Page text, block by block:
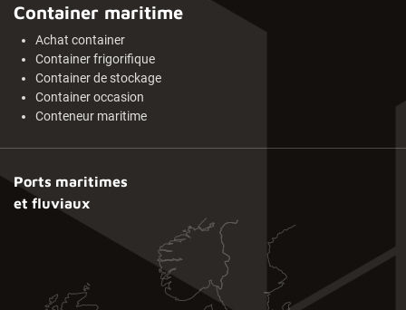
Container maritime
Achat container
Container frigorifique
Container de stockage
Container occasion
Conteneur maritime
Ports maritimes
et fluviaux